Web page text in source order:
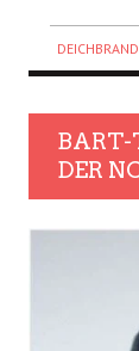
DEICHBRAND
BART-
DER